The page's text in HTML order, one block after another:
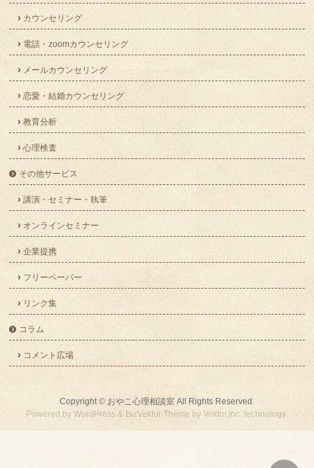
カウンセリング
電話・zoomカウンセリング
メールカウンセリング
恋愛・結婚カウンセリング
教育分析
心理検査
その他サービス
講演・セミナー・執筆
オンラインセミナー
企業提携
フリーペーパー
リンク集
コラム
コメント広場
Copyright © おやこ心理相談室All Rights Reserved.
Powered byWordPress & BizVektor ThemebyVektor,Inc. technology.